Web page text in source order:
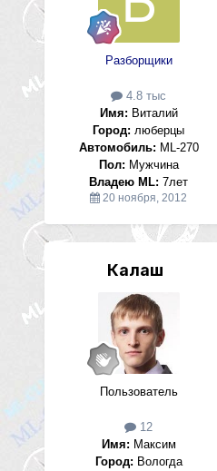
Разборщики
4.8 тыс
Имя: Виталий
Город: люберцы
Автомобиль: ML-270
Пол: Мужчина
Владею ML: 7лет
20 ноября, 2012
Калаш
Пользователь
12
Имя: Максим
Город: Вологда